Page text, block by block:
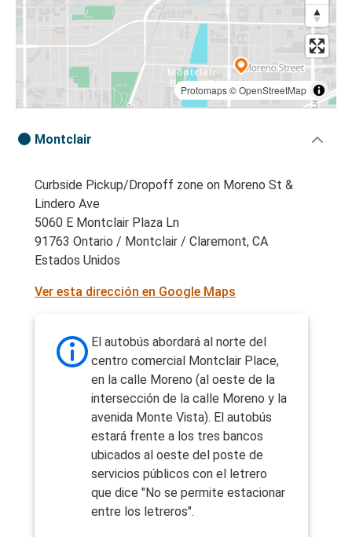
Protomaps©OpenStreetMap
Montclair
Curbside Pickup/Dropoff zone on Moreno St &
Lindero Ave
5060 E Montclair Plaza Ln
91763 Ontario / Montclair / Claremont, CA
Estados Unidos
Ver esta dirección en Google Maps
El autobús abordará al norte del
centro comercial Montclair Place,
en la calle Moreno (al oeste de la
intersección de la calle Moreno y la
avenida Monte Vista). El autobús
estará frente a los tres bancos
ubicados al oeste del poste de
servicios públicos con el letrero
que dice "No se permite estacionar
entre los letreros".